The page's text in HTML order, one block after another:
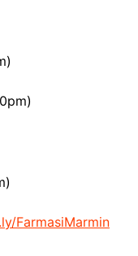
FarmasiMarmin